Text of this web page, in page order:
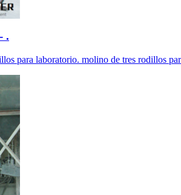
.
para laboratorio. molino de tres rodillos